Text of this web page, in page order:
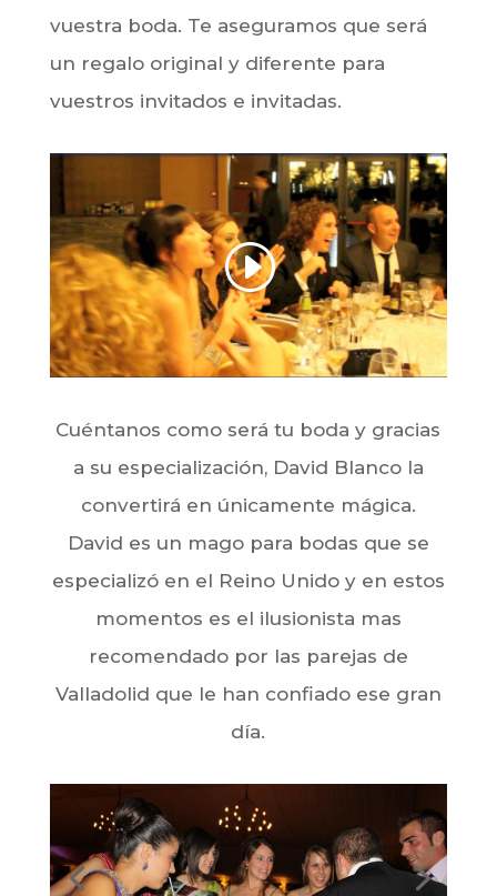
vuestra boda. Te aseguramos que será
un regalo original y diferente para
vuestros invitados e invitadas.
Cuéntanos como será tu boda y gracias
a su especialización, David Blanco la
convertirá en únicamente mágica.
David es un mago para bodas que se
especializó en el Reino Unido y en estos
momentos es el ilusionista mas
recomendado por las parejas de
Valladolid que le han confiado ese gran
día.